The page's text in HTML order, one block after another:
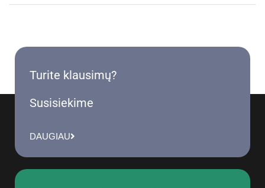
Turite klausimų?
Susisiekime
DAUGIAU